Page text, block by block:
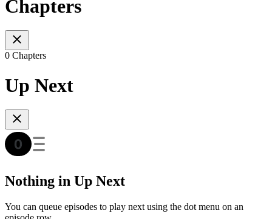
Chapters
0 Chapters
Up Next
Nothing in Up Next
You can queue episodes to play next using the dot menu on an